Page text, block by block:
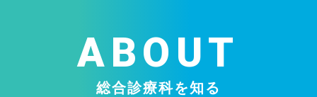
ABOUT
総合診療科を知る